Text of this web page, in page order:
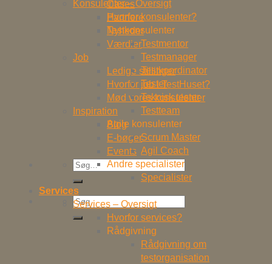
Cases
Partnere
Nyheder
Værdier
Job
Ledige stillinger
Hvorfor job i TestHuset?
Mød vores konsulenter
Inspiration
Blog
E-bøger
Events
Søg
efter:
Søg
efter:
Konsulenter – Oversigt
Hvorfor konsulenter?
Testkonsulenter
Testmentor
Testmanager
Testkoordinator
Tester
Teknisk tester
Testteam
Agile konsulenter
Scrum Master
Agil Coach
Andre specialister
Specialister
Services
Services – Oversigt
Hvorfor services?
Rådgivning
Rådgivning om
testorganisation